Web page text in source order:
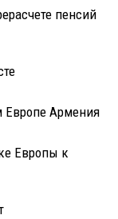
пенсий
Европе Армения
Европы к